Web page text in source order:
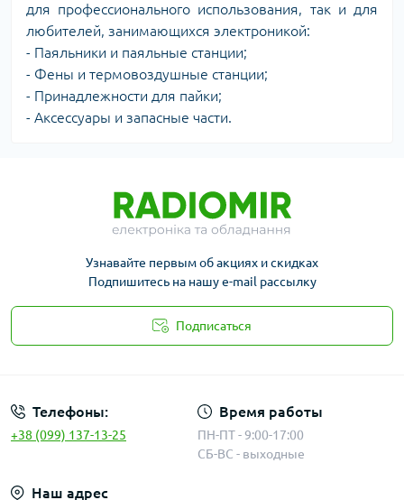
для профессионального использования, так и для
любителей, занимающихся электроникой:
- Паяльники и паяльные станции;
- Фены и термовоздушные станции;
- Принадлежности для пайки;
- Аксессуары и запасные части.
Узнавайте первым об акциях и скидках
Подпишитесь на нашу e-mail рассылку
Подписаться
Телефоны:
+38 (099) 137-13-25
Время работы
ПН-ПТ - 9:00-17:00
СБ-ВС - выходные
Наш адрес